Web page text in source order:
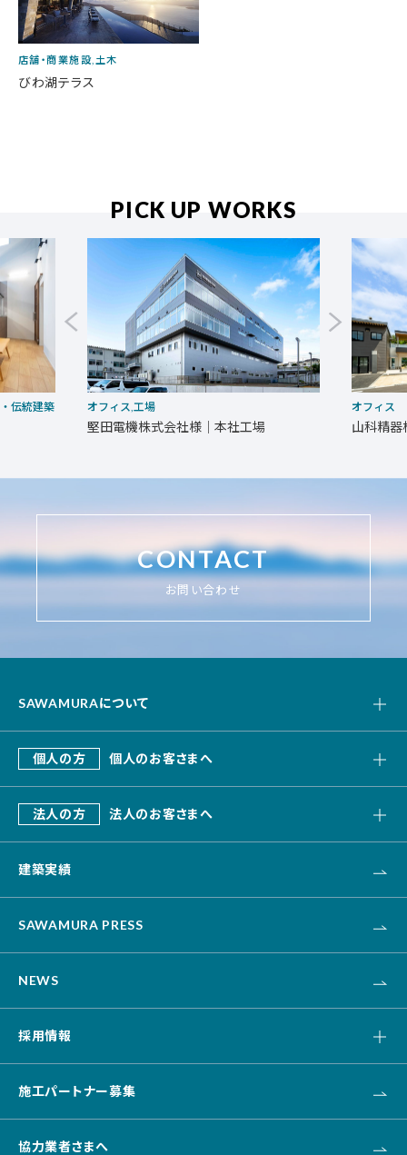
店舗・商業施設,土木
びわ湖テラス
PICK UP WORKS
伝統建築 オフィス,工場
堅田電機株式会社様｜本社工場
オフィス
山科精器
CONTACT
お問い合わせ
SAWAMURAについて
私たちの強み
会社概要
個人の方 個人のお客さまへ
SAWAMURA建築設計
リフォーム・リノベーション
不動産
法人の方 法人のお客さまへ
デザインビルド
オフィス・事務所
改修・リニューアル
建築実績
SAWAMURA PRESS
NEWS
採用情報
キャリア採用
新卒採用
施工パートナー募集
協力業者さまへ